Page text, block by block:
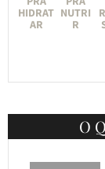
HIDRAT
AR
NUTRI
R
O